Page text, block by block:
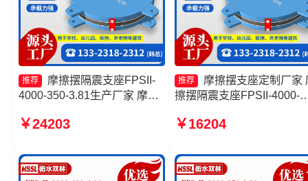
推荐
摩擦摆隔震支座FPSII-
4000-350-3.81生产厂家 摩擦
3.81 建筑摩擦摆式减震支座厂
4000-350-3.81厂家
￥24203
推荐
摩擦摆支座定制厂家
擦摆隔震支座FPSII-4000-
支座FPSII-1000-400-4.11
厂
￥16204